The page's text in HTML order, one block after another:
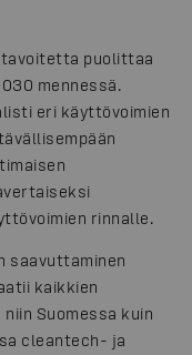
puolittaa
mennessä.
eri käyttövoimien
rinnalle.
saavuttaminen
kaikkien
Suomessa kuin
cleantech- ja